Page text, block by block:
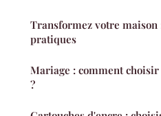
Transformez votre maison
pratiques
Mariage : comment
?